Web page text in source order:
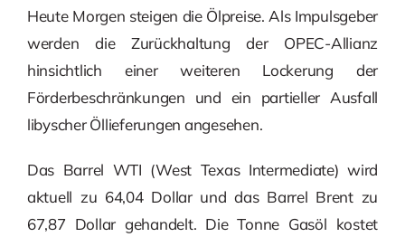
Heute Morgen steigen die Ölpreise. Als Impulsgeber
werden die Zurückhaltung der OPEC-Allianz
hinsichtlich einer weiteren Lockerung der
Förderbeschränkungen und ein partieller Ausfall
libyscher Öllieferungen angesehen.
Das Barrel WTI (West Texas Intermediate) wird
aktuell zu 64,04 Dollar und das Barrel Brent zu
67,87 Dollar gehandelt. Die Tonne Gasöl kostet